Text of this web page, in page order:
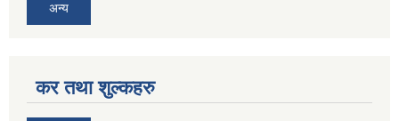
अन्य
कर तथा शुल्कहरु